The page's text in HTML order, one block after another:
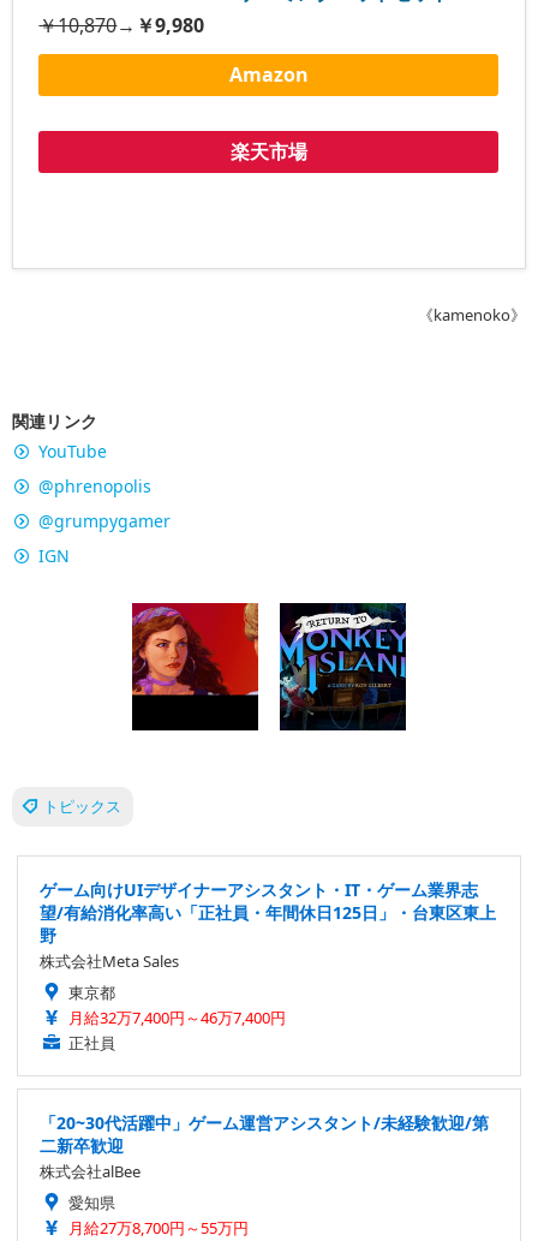
￥10,870→ ￥9,980
Amazon
楽天市場
《kamenoko》
関連リンク
YouTube
@phrenopolis
@grumpygamer
IGN
トピックス
ゲーム向けUIデザイナーアシスタント・IT・ゲーム業界志
望/有給消化率高い「正社員・年間休日125日」・台東区東上
野
株式会社Meta Sales
東京都
月給32万7,400円～46万7,400円
正社員
「20~30代活躍中」ゲーム運営アシスタント/未経験歓迎/第
二新卒歓迎
株式会社alBee
愛知県
月給27万8,700円～55万円